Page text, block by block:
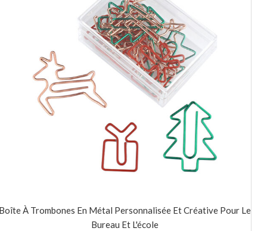
À Trombones En Métal Personnalisée Et Créative Pour Le
Bureau Et L'école